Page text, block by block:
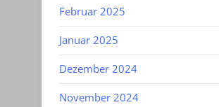
Februar 2025
Januar 2025
Dezember 2024
November 2024